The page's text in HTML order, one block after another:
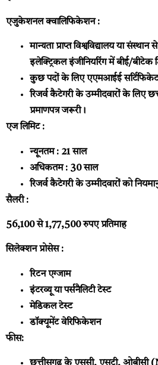
एजुकेशनल क्वालिफिकेशन :
मान्यता प्राप्त विश्वविद्यालय या
इलेक्ट्रिकल इंजीनियरिंग में बीई/बीटेक
कुछ पदों के लिए एएमआईई
रिजर्व कैटेगरी के उम्मीदवारों के लिए
प्रमाणपत्र जरूरी।
एज लिमिट :
न्यूनतम : 21 साल
अधिकतम : 30 साल
रिजर्व कैटेगरी के उम्मीदवारों को
सैलरी :
56,100 से 1,77,500 रुपए प्रतिमाह
सिलेक्शन प्रोसेस :
रिटन एग्जाम
इंटरव्यू या पर्सनैलिटी टेस्ट
मेडिकल टेस्ट
डॉक्यूमेंट वेरिफिकेशन
फीस: